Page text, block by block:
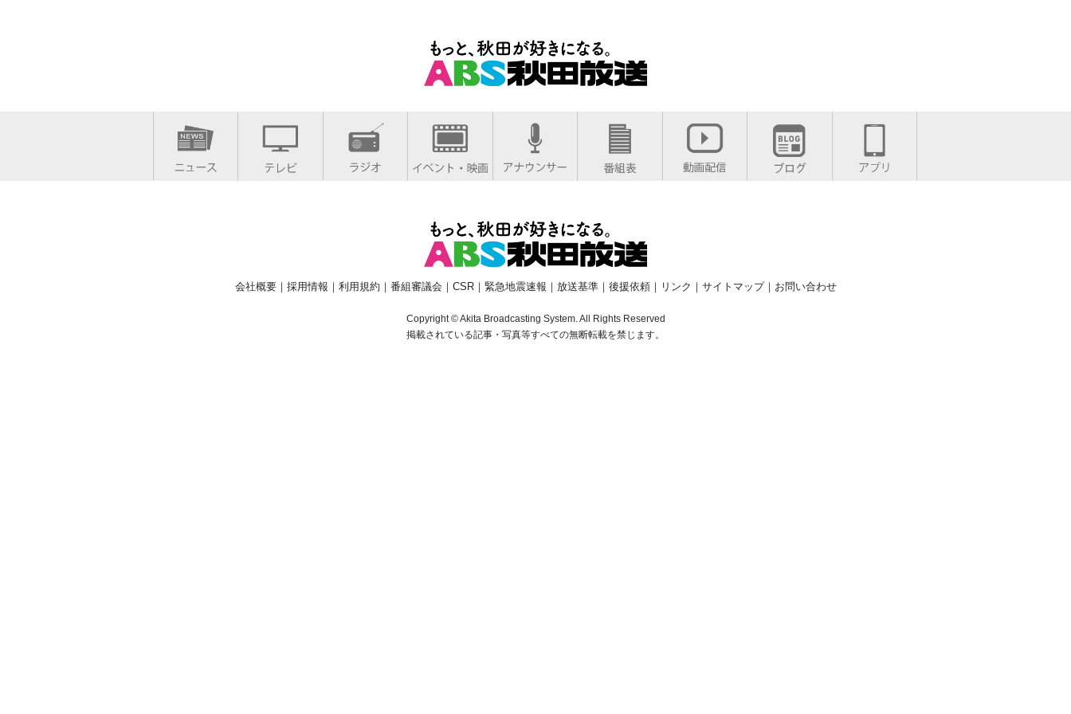
会社概要｜ 採用情報 ｜ 利用規約 ｜ 番組審議会 ｜ CSR｜ 緊急地震速報 ｜ 放送基準｜ 後援依頼｜ リンク ｜ サイトマップ｜ お問い合わせ
Copyright © Akita Broadcasting System. All Rights Reserved
掲載されている記事・写真等すべての無断転載を禁じます。